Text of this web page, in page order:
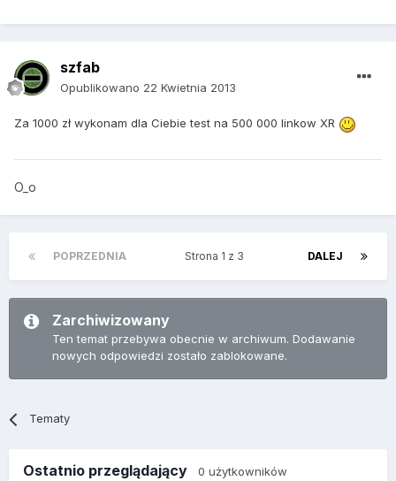
szfab
Opublikowano 22 Kwietnia 2013
Za 1000 zł wykonam dla Ciebie test na 500 000 linkow XR
O_o
POPRZEDNIA DALEJ
Strona 1 z 3
Zarchiwizowany
Ten temat przebywa obecnie w archiwum. Dodawanie
nowych odpowiedzi zostało zablokowane.
Tematy
Ostatnio przeglądający 0 użytkowników